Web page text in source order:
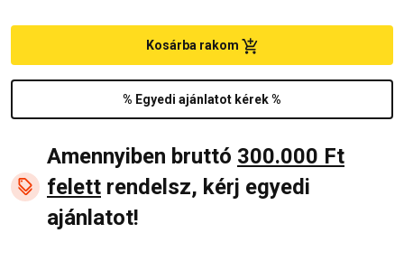
% Egyedi ajánlatot kérek %
Kosárba rakom
Amennyiben bruttó 300.000 Ft
felett rendelsz, kérj egyedi
ajánlatot!